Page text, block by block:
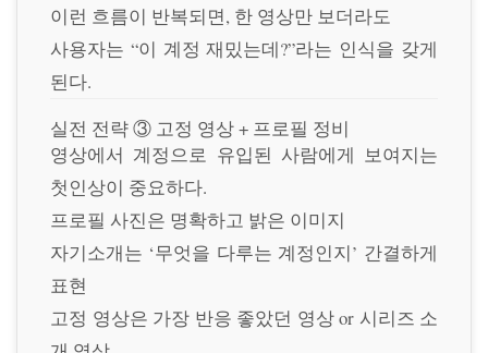
이런 흐름이 반복되면, 한 영상만 보더라도
사용자는 “이 계정 재밌는데?”라는 인식을 갖게
된다.
실전 전략 ③ 고정 영상 + 프로필 정비
영상에서 계정으로 유입된 사람에게 보여지는
첫인상이 중요하다.
프로필 사진은 명확하고 밝은 이미지
자기소개는 ‘무엇을 다루는 계정인지’ 간결하게
표현
고정 영상은 가장 반응 좋았던 영상 or 시리즈 소